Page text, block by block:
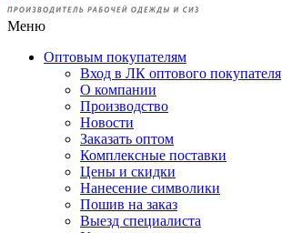
Меню
Оптовым покупателям
Вход в ЛК оптового покупателя
О компании
Производство
Новости
Заказать оптом
Комплексные поставки
Цены и скидки
Нанесение символики
Пошив на заказ
Выезд специалиста